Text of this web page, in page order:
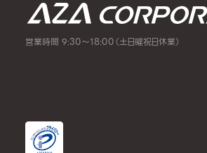
営業時間 9:30～18:00（土日曜祝日休業）